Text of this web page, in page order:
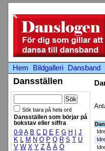
Hem Bildgalleri Dansband
Dansställen
Sök bara på hela ord
Dansställen som börjar på
bokstav eller siffra
0-9 A B C D E F G H
J
K L M N O P Q R S T U
V W X Y Z Å Ä Ö